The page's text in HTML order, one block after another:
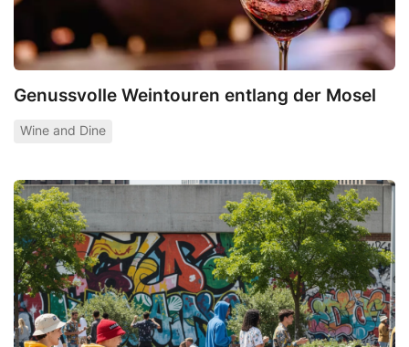
Genussvolle Weintouren entlang der Mosel
Wine and Dine